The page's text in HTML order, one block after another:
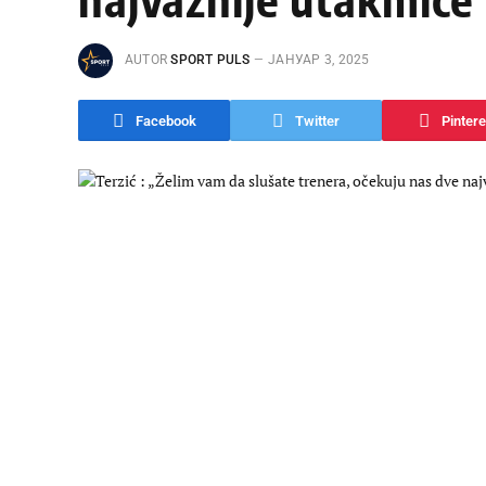
AUTOR SPORT PULS ЈАНУАР 3, 2025
Facebook Twitter